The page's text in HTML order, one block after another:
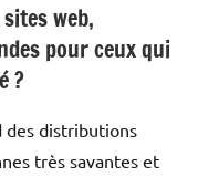
web,
pour ceux qui
?
des distributions
très savantes et